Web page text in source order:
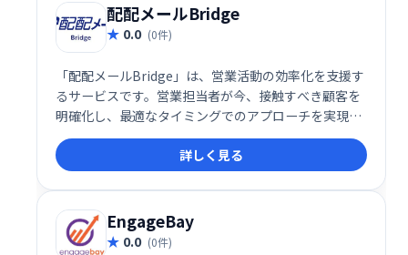
配配メールBridge
0.0 (0件)
「配配メールBridge」は、営業活動の効率化を支援す
るサービスです。営業担当者が今、接触すべき顧客を
明確化し、最適なタイミングでのアプローチを実現し
ます。シンプルな操作性と強力なインフラ、そして充
実したサポート体制で、営業活動をスムーズに進め、
成果最大化をサポートします。
詳しく見る
EngageBay
0.0 (0件)